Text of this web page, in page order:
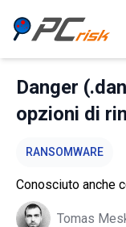
Danger
opzioni di
RANSOMWARE
Conosciuto anche
Tomas